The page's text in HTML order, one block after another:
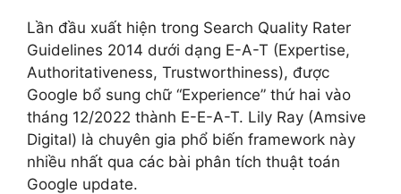
Lần đầu xuất hiện trong Search Quality Rater
Guidelines 2014 dưới dạng E-A-T (Expertise,
Authoritativeness, Trustworthiness), được
Google bổ sung chữ “Experience” thứ hai vào
tháng 12/2022 thành E-E-A-T. Lily Ray (Amsive
Digital) là chuyên gia phổ biến framework này
nhiều nhất qua các bài phân tích thuật toán
Google update.